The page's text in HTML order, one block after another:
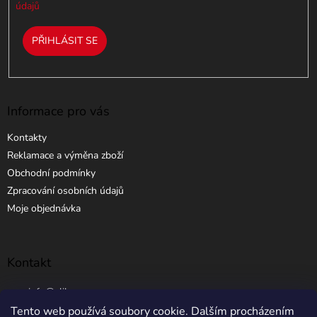
Tento web používá soubory cookie. Dalším procházením
údajů
PŘIHLÁSIT SE
Informace pro vás
Kontakty
Reklamace a výměna zboží
Obchodní podmínky
Zpracování osobních údajů
Moje objednávka
Kontakt
info @ elibros.cz
+420 734 184 444